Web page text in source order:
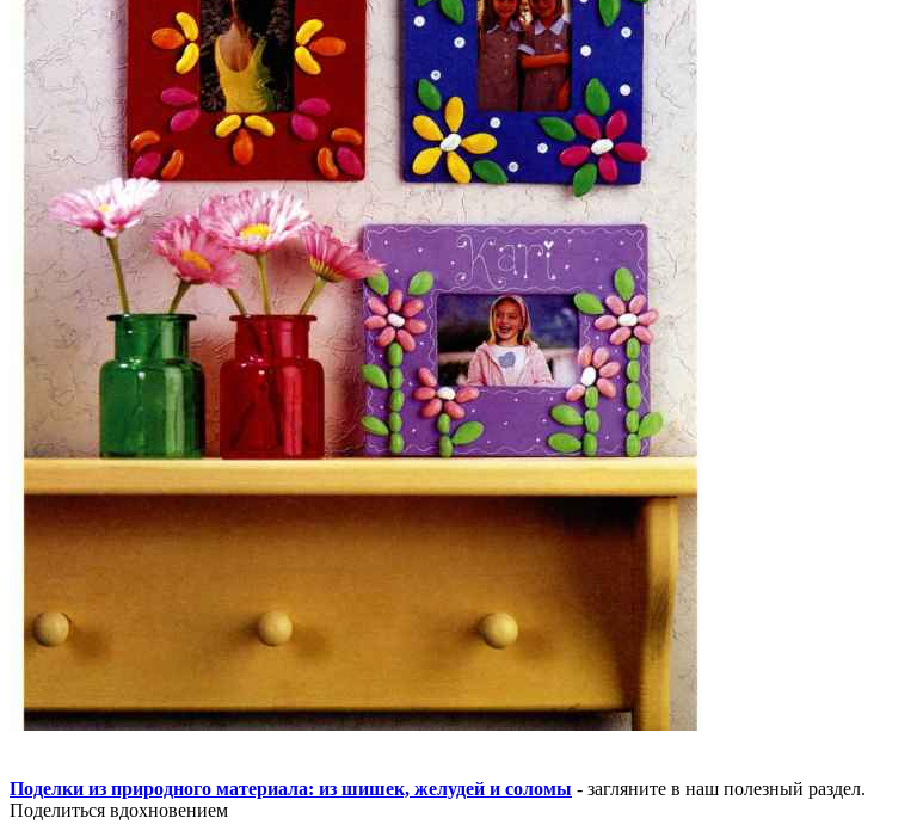
Поделки из природного материала: из шишек, желудей и соломы - загляните в наш полезный раздел.
Поделиться вдохновением